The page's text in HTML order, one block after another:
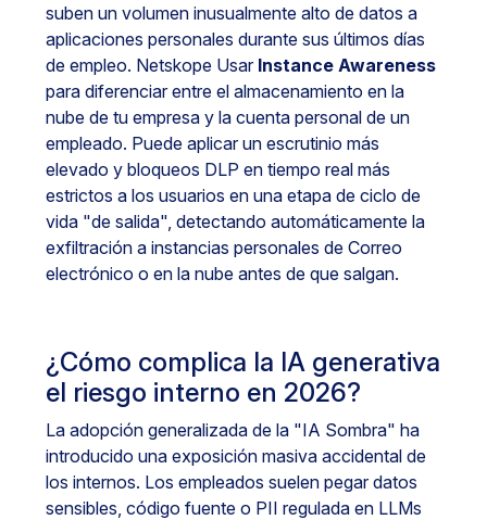
suben un volumen inusualmente alto de datos a
aplicaciones personales durante sus últimos días
de empleo. Netskope Usar Instance Awareness
para diferenciar entre el almacenamiento en la
nube de tu empresa y la cuenta personal de un
empleado. Puede aplicar un escrutinio más
elevado y bloqueos DLP en tiempo real más
estrictos a los usuarios en una etapa de ciclo de
vida "de salida", detectando automáticamente la
exfiltración a instancias personales de Correo
electrónico o en la nube antes de que salgan.
¿Cómo complica la IA generativa
el riesgo interno en 2026?
La adopción generalizada de la "IA Sombra" ha
introducido una exposición masiva accidental de
los internos. Los empleados suelen pegar datos
sensibles, código fuente o PII regulada en LLMs